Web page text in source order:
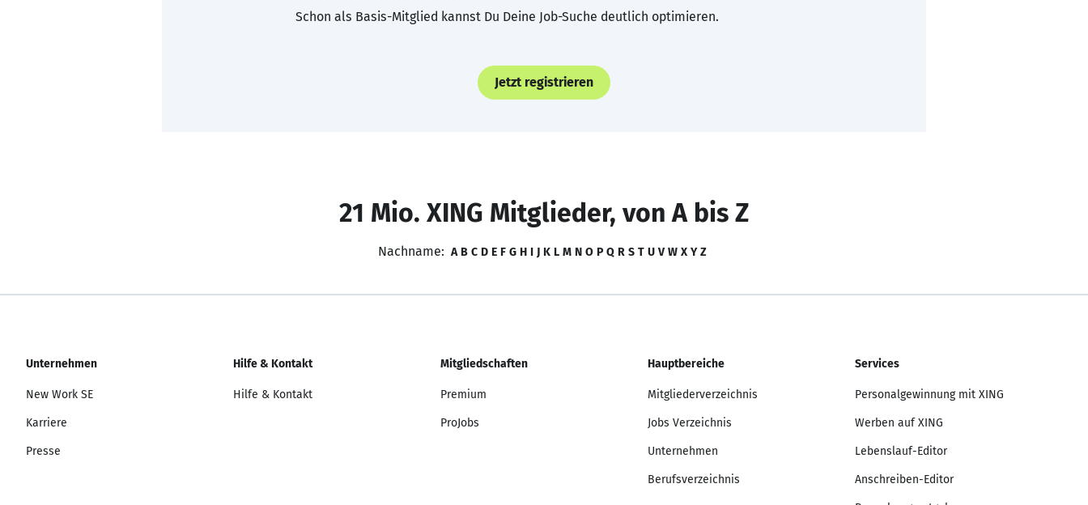
Schon als Basis-Mitglied kannst Du Deine Job-Suche deutlich optimieren.
Jetzt registrieren
21 Mio. XING Mitglieder, von A bis Z
Nachname: A B C D E F G H I J K L M N O P Q R S T U V W X Y Z
Unternehmen
New Work SE
Karriere
Presse
Hilfe & Kontakt
Hilfe & Kontakt
Mitgliedschaften
Premium
ProJobs
Hauptbereiche
Mitgliederverzeichnis
Jobs Verzeichnis
Unternehmen
Berufsverzeichnis
Services
Personalgewinnung mit XING
Werben auf XING
Lebenslauf-Editor
Anschreiben-Editor